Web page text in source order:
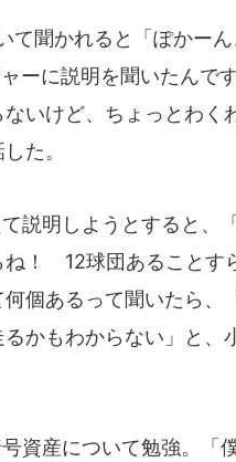
聞かれると「ぽかー
ーに説明を聞いたんで
いけど、ちょっとわく
た。
説明しようとすると、
ね！ 12球団あることす
個あるって聞いたら、
かもわからない」と、
資産について勉強。「